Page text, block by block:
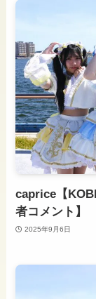
caprice【
者コメント】
2025年9月6日